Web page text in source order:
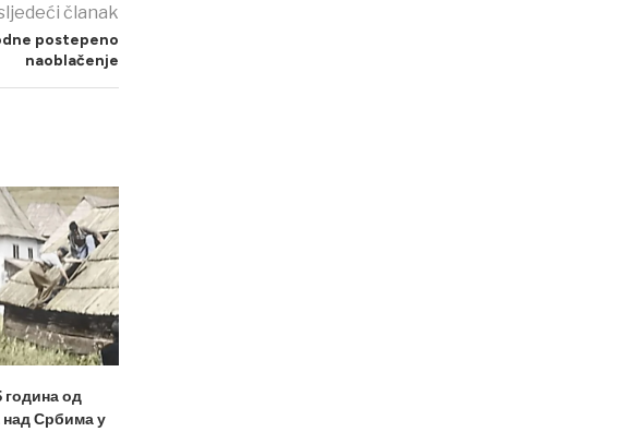
članak
postepeno
naoblačenje
од
над Србима у